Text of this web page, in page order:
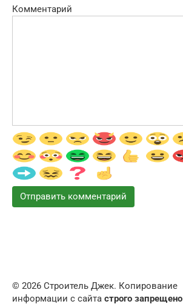
Комментарий
© 2026 Строитель Джек. Копирование
информации с сайта строго запрещено